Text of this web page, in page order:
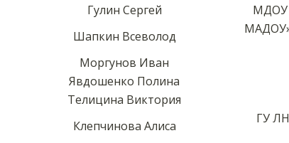
Гулин Сергей
МДОУ
Шапкин Всеволод
Моргунов Иван
Явдошенко Полина
Телицина Виктория
Клепчинова Алиса
ГУ